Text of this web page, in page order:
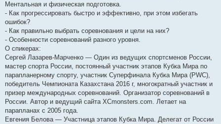
Ментальная и физическая подготовка.
- Как прогрессировать быстро и эффективно, при этом избегать
ошибок?
- Как правильно выбрать соревнования и цели на них?
- Особенности соревнований разного уровня.
О спикерах:
Сергей Лазарев-Марченко — Один из ведущих спортсменов России,
мастер спорта России, постоянный участник этапов Кубка Мира по
парапланерному спорту, участник Суперфинала Кубка Мира (PWC),
победитель Чемпионата Казахстана 2016 г, многократный участник и
призер международных соревнований. Организатор соревнований в
России. Автор и ведущий сайта XCmonsters.com. Летает на
парапланах с 2005 года.
Евгения Белова — Участница этапов Кубка Мира. Делегат от России